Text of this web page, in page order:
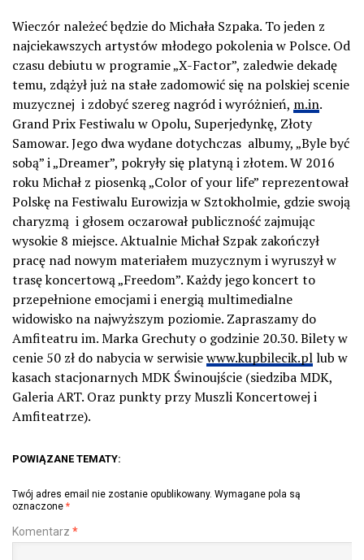
Wieczór należeć będzie do Michała Szpaka. To jeden z
najciekawszych artystów młodego pokolenia w Polsce. Od
czasu debiutu w programie „X-Factor”, zaledwie dekadę
temu, zdążył już na stałe zadomowić się na polskiej scenie
muzycznej i zdobyć szereg nagród i wyróżnień, m.in.
Grand Prix Festiwalu w Opolu, Superjedynkę, Złoty
Samowar. Jego dwa wydane dotychczas albumy, „Byle być
sobą” i „Dreamer”, pokryły się platyną i złotem. W 2016
roku Michał z piosenką „Color of your life” reprezentował
Polskę na Festiwalu Eurowizja w Sztokholmie, gdzie swoją
charyzmą i głosem oczarował publiczność zajmując
wysokie 8 miejsce. Aktualnie Michał Szpak zakończył
pracę nad nowym materiałem muzycznym i wyruszył w
trasę koncertową „Freedom”. Każdy jego koncert to
przepełnione emocjami i energią multimedialne
widowisko na najwyższym poziomie. Zapraszamy do
Amfiteatru im. Marka Grechuty o godzinie 20.30. Bilety w
cenie 50 zł do nabycia w serwisiewww.kupbilecik.pllub w
kasach stacjonarnych MDK Świnoujście (siedziba MDK,
Galeria ART. Oraz punkty przy Muszli Koncertowej i
Amfiteatrze).
POWIĄZANE TEMATY:
Twój adres email nie zostanie opublikowany. Wymagane pola są
oznaczone *
Komentarz *